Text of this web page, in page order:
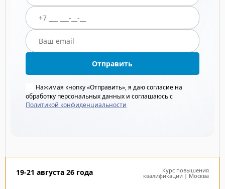
Отправить
Нажимая кнопку «Отправить», я даю согласие на
обработку персональных данных и соглашаюсь с
Политикой конфиденциальности
19-21 августа 26 года Курс повышения
квалификации | Москва